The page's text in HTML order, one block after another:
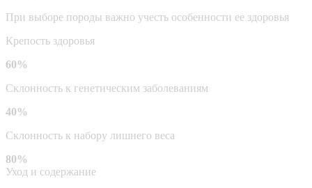
При выборе породы важно учесть особенности ее здоровья
Крепость здоровья
60%
Склонность к генетическим заболеваниям
40%
Склонность к набору лишнего веса
80%
Уход и содержание